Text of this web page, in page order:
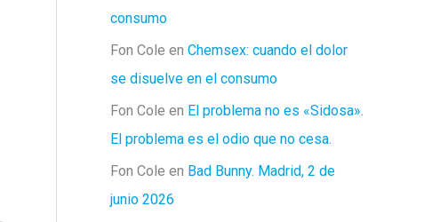
consumo
Fon Cole en Chemsex: cuando el dolor
se disuelve en el consumo
Fon Cole en El problema no es «Sidosa».
El problema es el odio que no cesa.
Fon Cole en Bad Bunny. Madrid, 2 de
junio 2026